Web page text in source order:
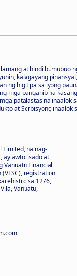
at hindi
kalagayang
ng higit pa sa iyong
mga panganib na
patalastas na
at Serbisyong
Limited, na nag-
ay awtorisado at
Vanuatu Financial
(VFSC), registration
sa 1276,
Vanuatu,